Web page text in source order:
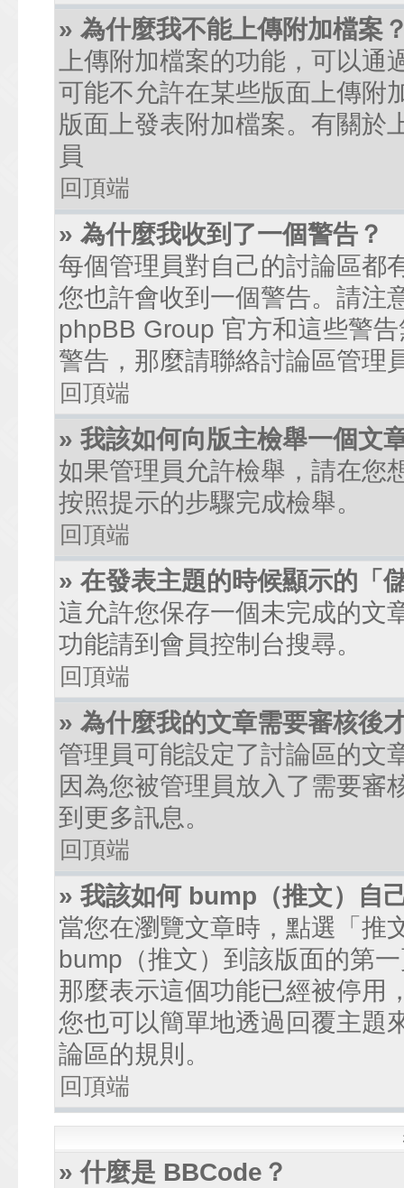
» 為什麼我不能上傳附加檔案
上傳附加檔案的功能，可以
可能不允許在某些版面上傳附
版面上發表附加檔案。有關於
員
回頂端
» 為什麼我收到了一個警告？
每個管理員對自己的討論區都
您也許會收到一個警告。請注
phpBB Group 官方和這些警
警告，那麼請聯絡討論區管理
回頂端
» 我該如何向版主檢舉一個文
如果管理員允許檢舉，請在您
按照提示的步驟完成檢舉。
回頂端
» 在發表主題的時候顯示的「
這允許您保存一個未完成的文
功能請到會員控制台搜尋。
回頂端
» 為什麼我的文章需要審核後
管理員可能設定了討論區的文
因為您被管理員放入了需要審
到更多訊息。
回頂端
» 我該如何 bump（推文）自
當您在瀏覽文章時，點選「推
bump（推文）到該版面的第
那麼表示這個功能已經被停用
您也可以簡單地透過回覆主題
論區的規則。
回頂端
» 什麼是 BBCode？